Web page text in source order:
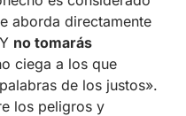
aborda directamente
no tomarás
ciega a los que
de los justos».
los peligros y